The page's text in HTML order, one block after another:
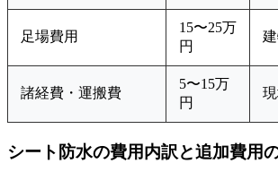
足場費用
15〜25万
円
諸経費・運搬費
5〜15万
円
シート防水の費用内訳と追加費用